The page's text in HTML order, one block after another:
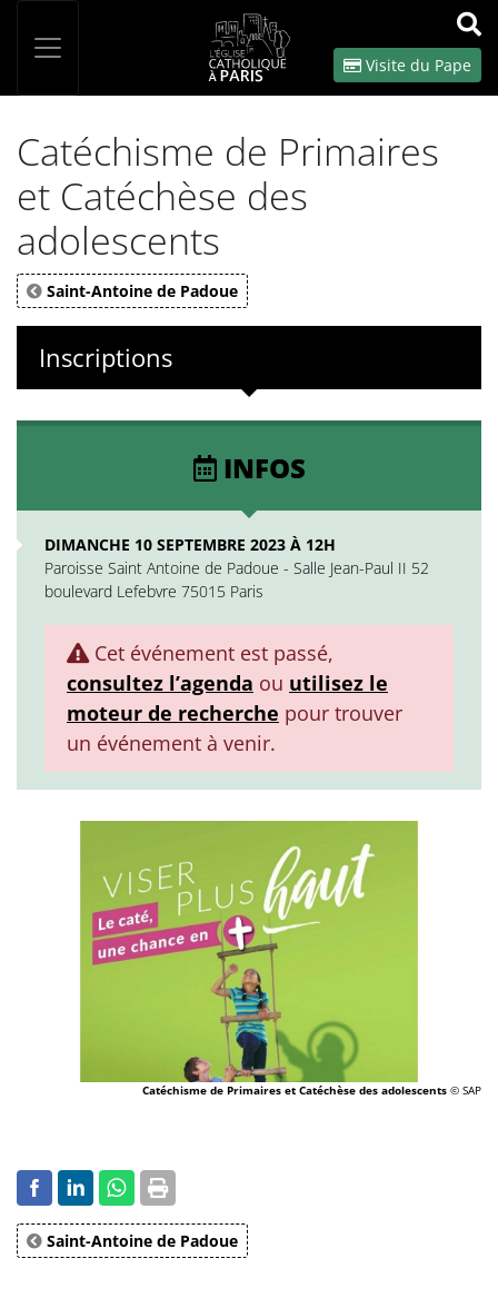
OK
Visite du Pape
Catéchisme de Primaires
et Catéchèse des
adolescents
Saint-Antoine de Padoue
Inscriptions
INFOS
DIMANCHE 10 SEPTEMBRE 2023 À 12H
Paroisse Saint Antoine de Padoue - Salle Jean-Paul II 52
boulevard Lefebvre 75015 Paris
Cet événement est passé,
consultez l’agenda ou utilisez le
moteur de recherche pour trouver
un événement à venir.
Catéchisme de Primaires et Catéchèse des adolescents © SAP
Saint-Antoine de Padoue
Panneau de gestion des cookies